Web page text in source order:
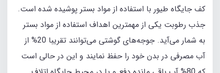
کف جایگاه طیور با استفاده از مواد بستر پوشیده شده است.
جذب رطوبت یکی از مهمترین اهداف استفاده از مواد بستر
به شمار می‌آید. جوجه‌های گوشتی می‌توانند تقریبا 20% از
آب مصرفی در بدن خود را حفظ نمایند و این در حالی است